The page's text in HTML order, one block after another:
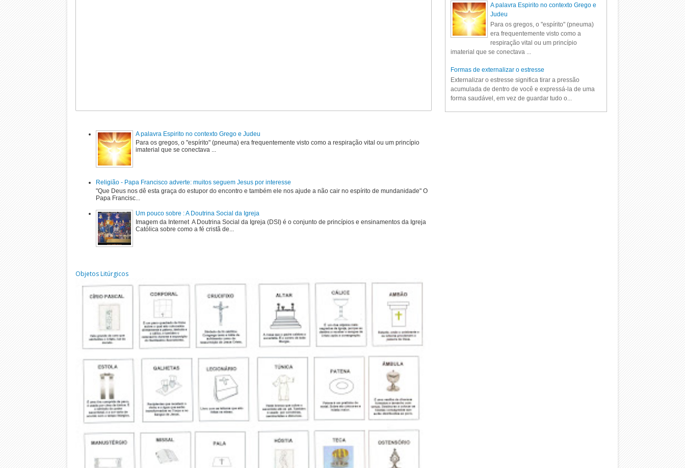
A palavra Espirito no contexto Grego e Judeu
Para os gregos, o "espírito" (pneuma) era frequentemente visto como a respiração vital ou um princípio
imaterial que se conectava ...
Religião - Papa Francisco adverte: muitos seguem Jesus por interesse
"Que Deus nos dê esta graça do estupor do encontro e também ele nos ajude a não cair no espírito de mundanidade" O
Papa Francisc...
Um pouco sobre : A Doutrina Social da Igreja
Imagem da Internet A Doutrina Social da Igreja (DSI) é o conjunto de princípios e ensinamentos da Igreja
Católica sobre como a fé cristã de...
Objetos Litúrgicos
A palavra Espirito no contexto Grego e
Judeu
Para os gregos, o "espírito" (pneuma)
era frequentemente visto como a
respiração vital ou um princípio
imaterial que se conectava ...
Formas de externalizar o estresse
Externalizar o estresse significa tirar a pressão
acumulada de dentro de você e expressá-la de uma
forma saudável, em vez de guardar tudo o...